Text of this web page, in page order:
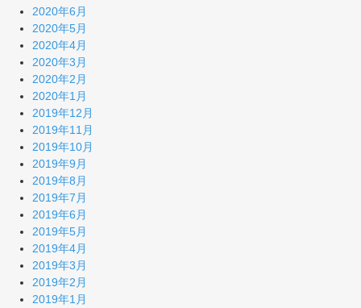
2020年6月
2020年5月
2020年4月
2020年3月
2020年2月
2020年1月
2019年12月
2019年11月
2019年10月
2019年9月
2019年8月
2019年7月
2019年6月
2019年5月
2019年4月
2019年3月
2019年2月
2019年1月